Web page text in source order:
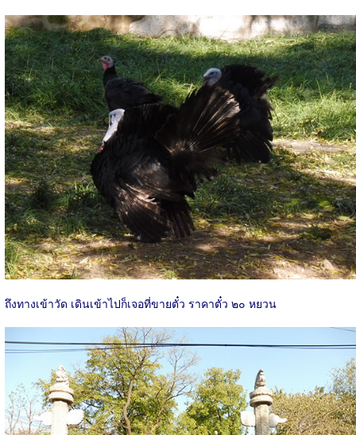
ถึงทางเข้าวัด เดินเข้าไปก็เจอที่ขายตั๋ว ราคาตั๋ว ๒๐ หยวน